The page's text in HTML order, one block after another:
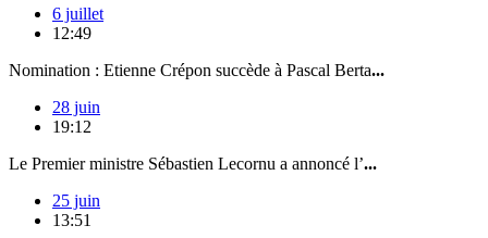
6 juillet
12:49
Nomination : Etienne Crépon succède à Pascal Berta...
28 juin
19:12
Le Premier ministre Sébastien Lecornu a annoncé l’...
25 juin
13:51